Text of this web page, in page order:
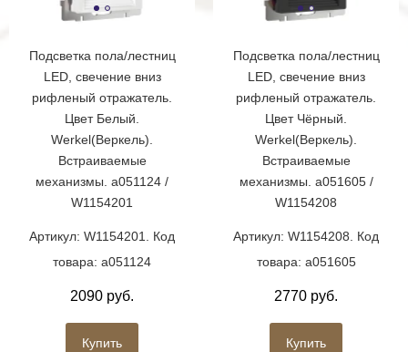
Подсветка пола/лестниц
LED, свечение вниз
рифленый отражатель.
Цвет Белый.
Werkel(Веркель).
Встраиваемые
механизмы. a051124 /
W1154201
Артикул: W1154201. Код
товара: a051124
2090 руб.
Купить
Подсветка пола/лестниц
LED, свечение вниз
рифленый отражатель.
Цвет Чёрный.
Werkel(Веркель).
Встраиваемые
механизмы. a051605 /
W1154208
Артикул: W1154208. Код
товара: a051605
2770 руб.
Купить